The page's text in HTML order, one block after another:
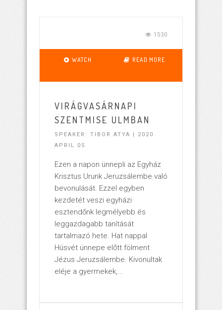
1530
WATCH READ MORE
VIRÁGVASÁRNAPI
SZENTMISE ULMBAN
SPEAKER: TIBOR ATYA | 2020.
APRIL 05
Ezen a napon ünnepli az Egyház
Krisztus Urunk Jeruzsálembe való
bevonulását. Ezzel egyben
kezdetét veszi egyházi
esztendőnk legmélyebb és
leggazdagabb tanítását
tartalmazó hete. Hat nappal
Húsvét ünnepe előtt fölment
Jézus Jeruzsálembe. Kivonultak
eléje a gyermekek,...